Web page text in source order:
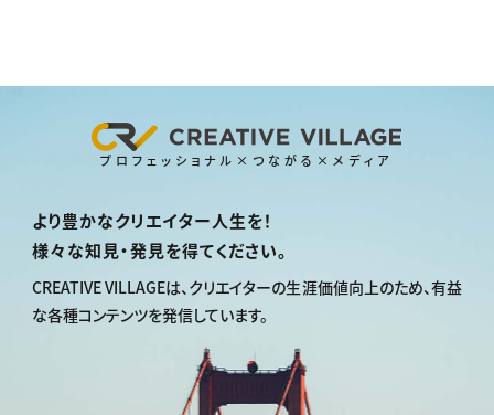
プロフェッショナル×つながる×メディア
より豊かなクリエイター人生を！
様々な知見・発見を得てください。
CREATIVE VILLAGEは、 クリエイターの生涯価値向上のため、有益
な各種コンテンツを発信しています。